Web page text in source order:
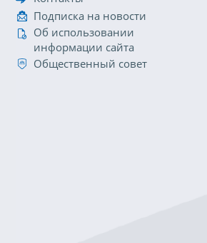
Подписка на новости
Об использовании
информации сайта
Общественный совет